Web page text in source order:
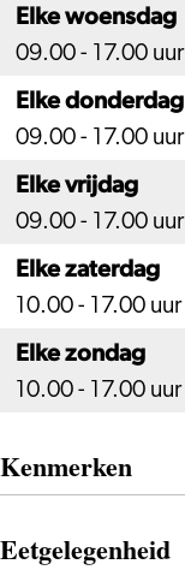
Elke woensdag
09.00 - 17.00 uur
Elke donderdag
09.00 - 17.00 uur
Elke vrijdag
09.00 - 17.00 uur
Elke zaterdag
10.00 - 17.00 uur
Elke zondag
10.00 - 17.00 uur
Kenmerken
Eetgelegenheid